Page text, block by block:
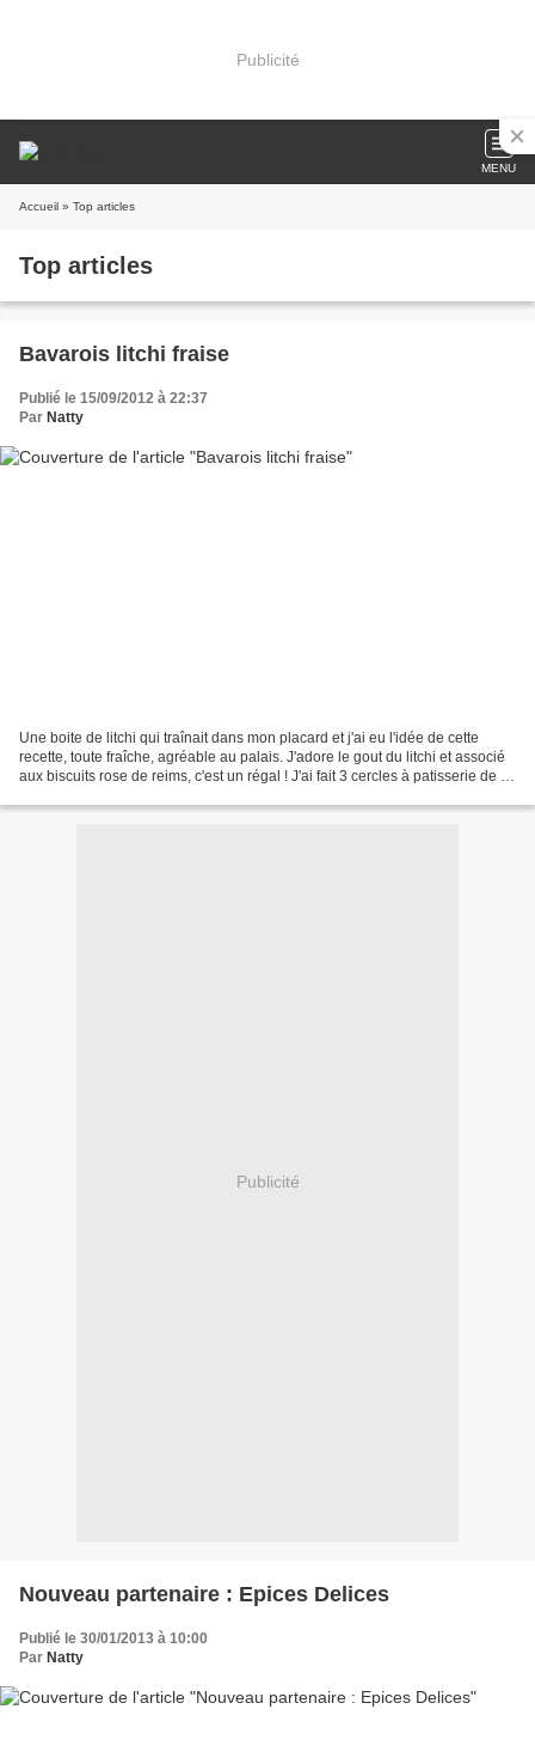
Publicité
MENU
Accueil » Top articles
Top articles
Bavarois litchi fraise
Publié le 15/09/2012 à 22:37
Par Natty
Une boite de litchi qui traînait dans mon placard et j'ai eu l'idée de cette
recette, toute fraîche, agréable au palais. J'adore le gout du litchi et associé
aux biscuits rose de reims, c'est un régal ! J'ai fait 3 cercles à patisserie de 8
Publicité
Nouveau partenaire : Epices Delices
Publié le 30/01/2013 à 10:00
Par Natty